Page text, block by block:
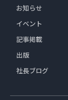
お知らせ
イベント
記事掲載
出版
社長ブログ